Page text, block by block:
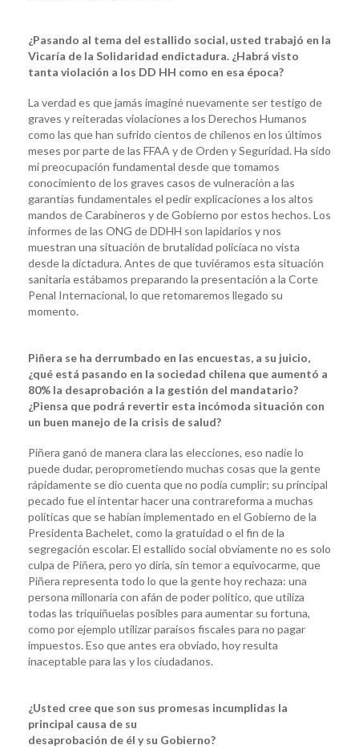
¿Pasando al tema del estallido social, usted trabajó en la
Vicaría de la Solidaridad endictadura. ¿Habrá visto
tanta violación a los DD HH como en esa época?
La verdad es que jamás imaginé nuevamente ser testigo de
graves y reiteradas violaciones a los Derechos Humanos
como las que han sufrido cientos de chilenos en los últimos
meses por parte de las FFAA y de Orden y Seguridad. Ha sido
mi preocupación fundamental desde que tomamos
conocimiento de los graves casos de vulneración a las
garantías fundamentales el pedir explicaciones a los altos
mandos de Carabineros y de Gobierno por estos hechos. Los
informes de las ONG de DDHH son lapidarios y nos
muestran una situación de brutalidad policíaca no vista
desde la dictadura. Antes de que tuviéramos esta situación
sanitaria estábamos preparando la presentación a la Corte
Penal Internacional, lo que retomaremos llegado su
momento.
Piñera se ha derrumbado en las encuestas, a su juicio,
¿qué está pasando en la sociedad chilena que aumentó a
80% la desaprobación a la gestión del mandatario?
¿Piensa que podrá revertir esta incómoda situación con
un buen manejo de la crisis de salud?
Piñera ganó de manera clara las elecciones, eso nadie lo
puede dudar, peroprometiendo muchas cosas que la gente
rápidamente se dio cuenta que no podía cumplir; su principal
pecado fue el intentar hacer una contrareforma a muchas
políticas que se habían implementado en el Gobierno de la
Presidenta Bachelet, como la gratuidad o el fin de la
segregación escolar. El estallido social obviamente no es solo
culpa de Piñera, pero yo diría, sin temor a equivocarme, que
Piñera representa todo lo que la gente hoy rechaza: una
persona millonaria con afán de poder político, que utiliza
todas las triquiñuelas posibles para aumentar su fortuna,
como por ejemplo utilizar paraísos fiscales para no pagar
impuestos. Eso que antes era obviado, hoy resulta
inaceptable para las y los ciudadanos.
¿Usted cree que son sus promesas incumplidas la
principal causa de su
desaprobación de él y su Gobierno?